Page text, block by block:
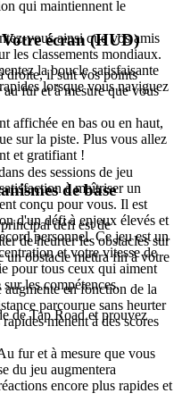
qui maintiennent le
vous ainsi que vos amis
les classements mondiaux.
la boucle satisfaisante
lorsque vous naviguez
des sessions de jeu
à maîtriser un
conçu pour vous. Il est
d'un défi à enjeux élevés et
personnel. Ce jeu est un
et votre vitesse de
pour tous ceux qui aiment
les compétences.
de Tap Road et prouvez
écran (HUD)
droite, il suit vos points
fur et à mesure que vous
affichée en bas ou en haut,
sur la piste. Plus vous allez
et gratifiant !
de base
défi est de
de heurter les obstacles sur
un obstacle mettra fin à votre
en fonction de la
parcourue sans heurter
mènent à des scores
fur et à mesure que vous
du jeu augmentera
encore plus rapides et